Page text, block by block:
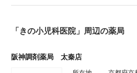
「きの小児科医院」周辺の薬局
阪神調剤薬局 太秦店